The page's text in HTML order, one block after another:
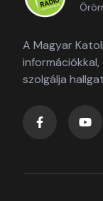
A Magyar
szolgálja